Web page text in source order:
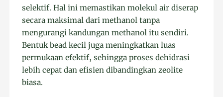
selektif. Hal ini memastikan molekul air diserap
secara maksimal dari methanol tanpa
mengurangi kandungan methanol itu sendiri.
Bentuk bead kecil juga meningkatkan luas
permukaan efektif, sehingga proses dehidrasi
lebih cepat dan efisien dibandingkan zeolite
biasa.